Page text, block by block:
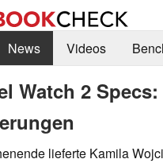
News Videos
Watch 2
lieferte Kamila